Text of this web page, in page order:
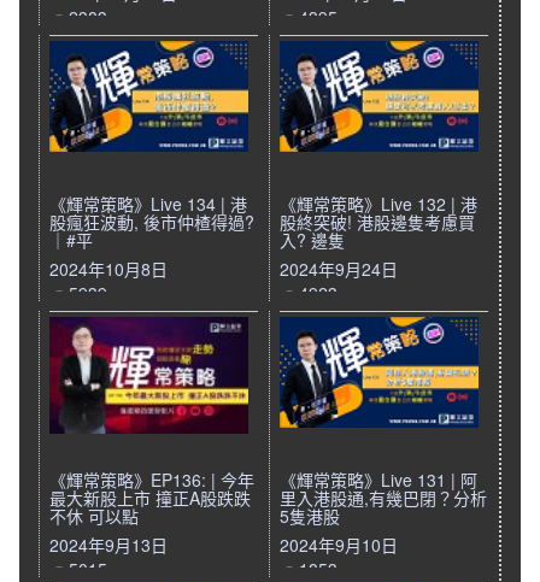
2383
4395
《輝常策略》Live 134 | 港
股瘋狂波動, 後市仲楂得過?
｜#平
2024年10月8日
5939
《輝常策略》Live 132 | 港
股終突破! 港股邊隻考慮買
入? 邊隻
2024年9月24日
4923
《輝常策略》EP136: | 今年
最大新股上市 撞正A股跌跌
不休 可以點
2024年9月13日
5015
《輝常策略》Live 131 | 阿
里入港股通,有幾巴閉？分析
5隻港股
2024年9月10日
1853